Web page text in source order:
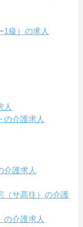
1級）の求人
人
の介護求人
介護求人
（サ高住）の介護
の介護求人